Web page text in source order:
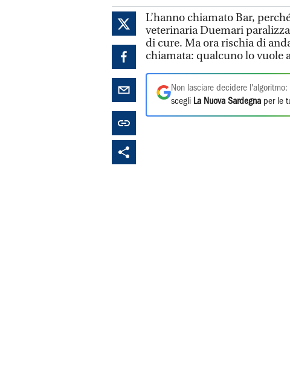
L’hanno chiamato Bar,
veterinaria Duemari
di cure. Ma ora rischia di
chiamata: qualcuno lo vuole
Non lasciare decidere l'algoritmo:
scegli La Nuova Sardegna per le